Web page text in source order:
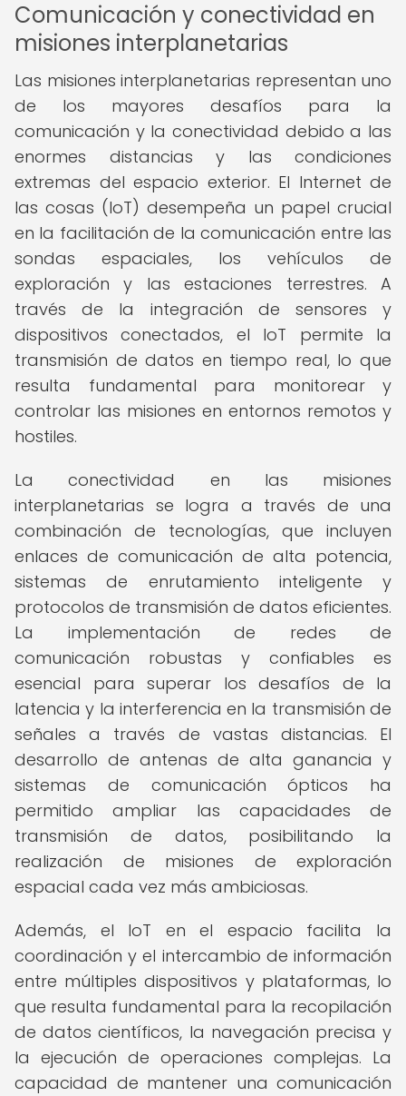
Comunicación y conectividad en
misiones interplanetarias
Las misiones interplanetarias representan uno
de los mayores desafíos para la
comunicación y la conectividad debido a las
enormes distancias y las condiciones
extremas del espacio exterior. El Internet de
las cosas (IoT) desempeña un papel crucial
en la facilitación de la comunicación entre las
sondas espaciales, los vehículos de
exploración y las estaciones terrestres. A
través de la integración de sensores y
dispositivos conectados, el IoT permite la
transmisión de datos en tiempo real, lo que
resulta fundamental para monitorear y
controlar las misiones en entornos remotos y
hostiles.
La conectividad en las misiones
interplanetarias se logra a través de una
combinación de tecnologías, que incluyen
enlaces de comunicación de alta potencia,
sistemas de enrutamiento inteligente y
protocolos de transmisión de datos eficientes.
La implementación de redes de
comunicación robustas y confiables es
esencial para superar los desafíos de la
latencia y la interferencia en la transmisión de
señales a través de vastas distancias. El
desarrollo de antenas de alta ganancia y
sistemas de comunicación ópticos ha
permitido ampliar las capacidades de
transmisión de datos, posibilitando la
realización de misiones de exploración
espacial cada vez más ambiciosas.
Además, el IoT en el espacio facilita la
coordinación y el intercambio de información
entre múltiples dispositivos y plataformas, lo
que resulta fundamental para la recopilación
de datos científicos, la navegación precisa y
la ejecución de operaciones complejas. La
capacidad de mantener una comunicación